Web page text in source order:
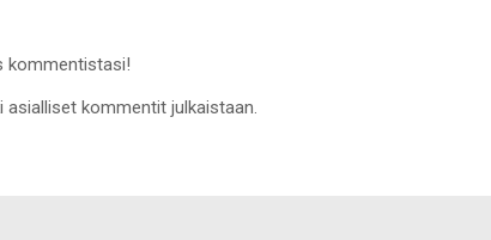
kommentistasi!
asialliset kommentit julkaistaan.